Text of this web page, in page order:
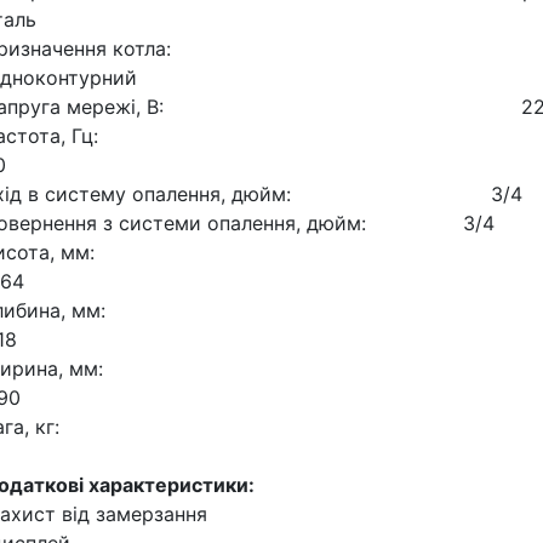
котла:
мережі, В:
Гц:
в систему опалення, дюйм: 3/4
з системи опалення, дюйм: 3/4
мм:
мм:
мм:
кг:
характеристики:
від замерзання